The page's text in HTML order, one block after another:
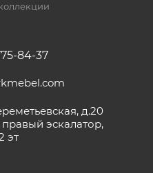
84-37
д.20
эскалатор,
эт